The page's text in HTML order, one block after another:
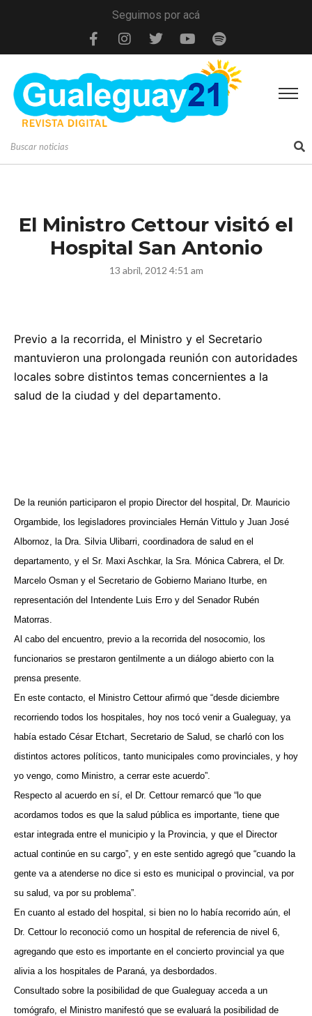
Seguimos por acá
El Ministro Cettour visitó el
Hospital San Antonio
13 abril, 2012 4:51 am
Previo a la recorrida, el Ministro y el Secretario
mantuvieron una prolongada reunión con autoridades
locales sobre distintos temas concernientes a la
salud de la ciudad y del departamento.
De la reunión participaron el propio Director del hospital, Dr. Mauricio
Orgambide, los legisladores provinciales Hernán Vittulo y Juan José
Albornoz, la Dra. Silvia Ulibarri, coordinadora de salud en el
departamento, y el Sr. Maxi Aschkar, la Sra. Mónica Cabrera, el Dr.
Marcelo Osman y el Secretario de Gobierno Mariano Iturbe, en
representación del Intendente Luis Erro y del Senador Rubén
Matorras.
Al cabo del encuentro, previo a la recorrida del nosocomio, los
funcionarios se prestaron gentilmente a un diálogo abierto con la
prensa presente.
En este contacto, el Ministro Cettour afirmó que “desde diciembre
recorriendo todos los hospitales, hoy nos tocó venir a Gualeguay, ya
había estado César Etchart, Secretario de Salud, se charló con los
distintos actores políticos, tanto municipales como provinciales, y hoy
yo vengo, como Ministro, a cerrar este acuerdo”.
Respecto al acuerdo en sí, el Dr. Cettour remarcó que “lo que
acordamos todos es que la salud pública es importante, tiene que
estar integrada entre el municipio y la Provincia, y que el Director
actual continúe en su cargo”, y en este sentido agregó que “cuando la
gente va a atenderse no dice si esto es municipal o provincial, va por
su salud, va por su problema”.
En cuanto al estado del hospital, si bien no lo había recorrido aún, el
Dr. Cettour lo reconoció como un hospital de referencia de nivel 6,
agregando que esto es importante en el concierto provincial ya que
alivia a los hospitales de Paraná, ya desbordados.
Consultado sobre la posibilidad de que Gualeguay acceda a un
tomógrafo, el Ministro manifestó que se evaluará la posibilidad de